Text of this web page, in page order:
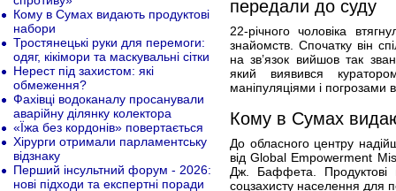
передали до суду
22-річного чоловіка
знайомств. Спочатку він
на зв’язок вийшов так
який виявився
маніпуляціями і
Кому в Сумах
До обласного центру
від Global Empowerment
Дж. Баффета. Продуктові
соцзахисту населення для
Кому в Сумах видають продуктові
набори
Тростянецькі руки для перемоги:
одяг, кікімори та маскувальні сітки
Нерест під захистом: які
обмеження?
Фахівці водоканалу просанували
аварійну ділянку колектора
«Їжа без кордонів» повертається
Хірурги отримали парламентську
відзнаку
Перший інсультний форум - 2026:
нові підходи та експертні поради